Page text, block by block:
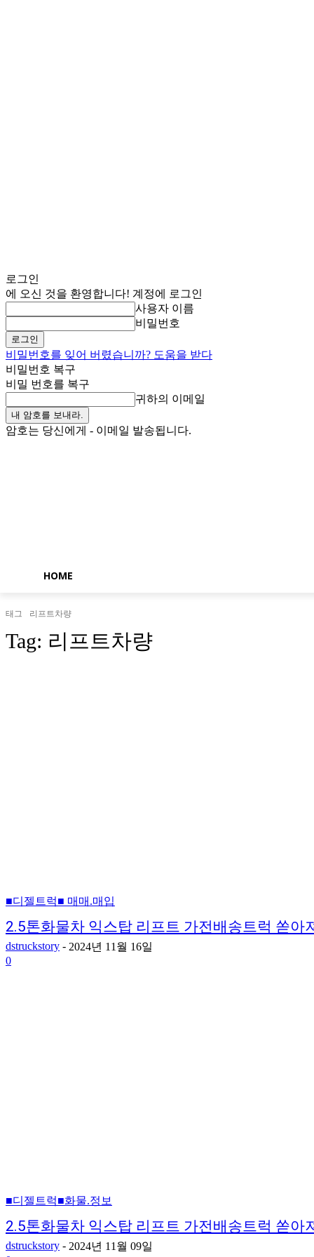
로그인
에 오신 것을 환영합니다! 계정에 로그인
사용자 이름
비밀번호
비밀번호를 잊어 버렸습니까? 도움을 받다
비밀번호 복구
비밀 번호를 복구
귀하의 이메일
암호는 당신에게 - 이메일 발송됩니다.
HOME
태그 리프트차량
Tag: 리프트차량
■디젤트럭■ 매매.매입
2.5톤화물차 익스탑 리프트 가전배송트럭 쏟아
dstruckstory - 2024년 11월 16일
0
■디젤트럭■화물.정보
2.5톤화물차 익스탑 리프트 가전배송트럭 쏟아
dstruckstory - 2024년 11월 09일